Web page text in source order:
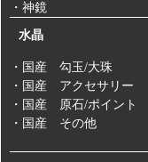
・神鏡
水晶
・国産 勾玉/大珠
・国産 アクセサリー
・国産 原石/ポイント
・国産 その他